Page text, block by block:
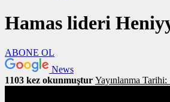
Hamas lideri
ABONE OL
News
1103 kez okunmuştur Yayınlanma